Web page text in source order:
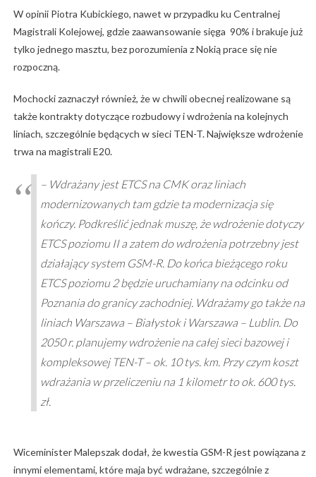
W opinii Piotra Kubickiego, nawet w przypadku ku Centralnej
Magistrali Kolejowej, gdzie zaawansowanie sięga 90% i brakuje już
tylko jednego masztu, bez porozumienia z Nokią prace się nie
rozpoczną.
Mochocki zaznaczył również, że w chwili obecnej realizowane są
także kontrakty dotyczące rozbudowy i wdrożenia na kolejnych
liniach, szczególnie będących w sieci TEN-T. Największe wdrożenie
trwa na magistrali E20.
– Wdrażany jest ETCS na CMK oraz liniach
modernizowanych tam gdzie ta modernizacja się
kończy. Podkreślić jednak muszę, że wdrożenie dotyczy
ETCS poziomu II a zatem do wdrożenia potrzebny jest
działający system GSM-R. Do końca bieżącego roku
ETCS poziomu 2 będzie uruchamiany na odcinku od
Poznania do granicy zachodniej. Wdrażamy go także na
liniach Warszawa – Białystok i Warszawa – Lublin. Do
2050 r. planujemy wdrożenie na całej sieci bazowej i
kompleksowej TEN-T – ok. 10 tys. km. Przy czym koszt
wdrażania w przeliczeniu na 1 kilometr to ok. 600 tys.
zł.
Wiceminister Malepszak dodał, że kwestia GSM-R jest powiązana z
innymi elementami, które maja być wdrażane, szczególnie z